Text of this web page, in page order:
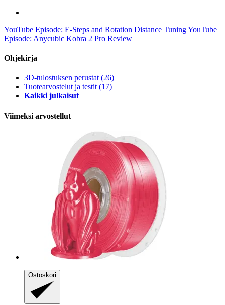
YouTube Episode: E-Steps and Rotation Distance TuningYouTube
Episode: Anycubic Kobra 2 Pro Review
Ohjekirja
3D-tulostuksen perustat(26)
Tuotearvostelut ja testit(17)
Kaikki julkaisut
Viimeksi arvostellut
Ostoskori